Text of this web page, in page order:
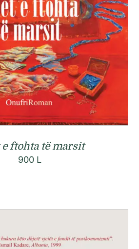
ftohta të marsit
900 L